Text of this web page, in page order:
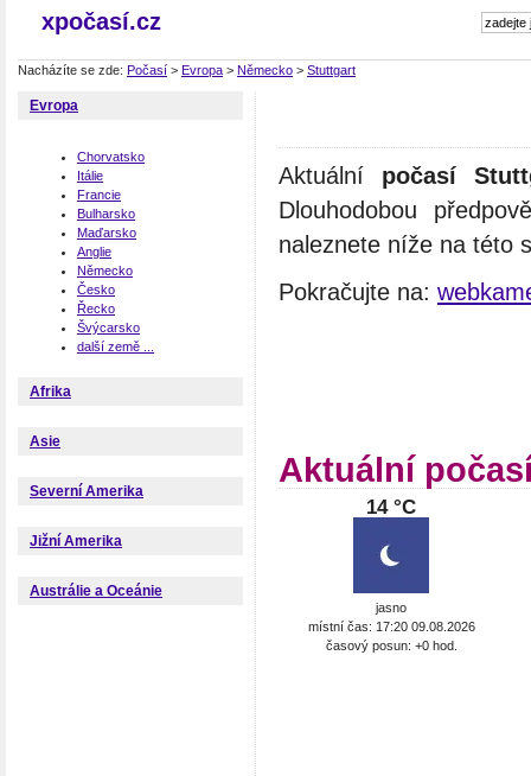
xpočasí.cz
Nacházíte se zde: Počasí > Evropa > Německo > Stuttgart
Evropa
Chorvatsko
Itálie
Francie
Bulharsko
Maďarsko
Anglie
Německo
Česko
Řecko
Švýcarsko
další země ...
Afrika
Asie
Severní Amerika
Jižní Amerika
Austrálie a Oceánie
Aktuální počasí
Dlouhodobou
naleznete níže na této
Pokračujte na:
Aktuální
14 °C
jasno
místní čas: 17:20 09.08.2026
časový posun: +0 hod.